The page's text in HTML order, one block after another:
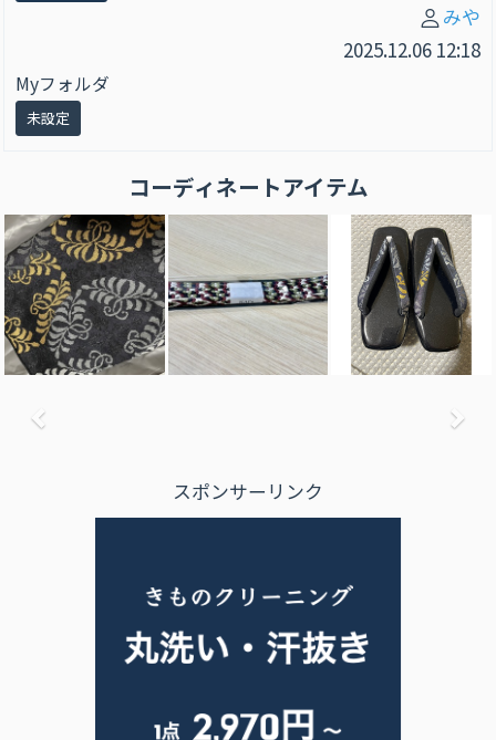
みや
2025.12.06 12:18
Myフォルダ
未設定
コーディネートアイテム
スポンサーリンク